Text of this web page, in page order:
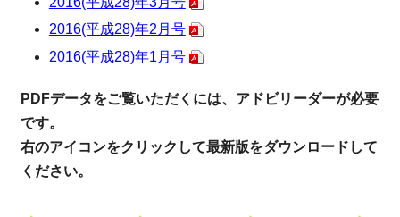
2016(平成28)年2月号
2016(平成28)年1月号
PDFデータをご覧いただくには、アドビリーダーが必要
です。
右のアイコンをクリックして最新版をダウンロードして
ください。